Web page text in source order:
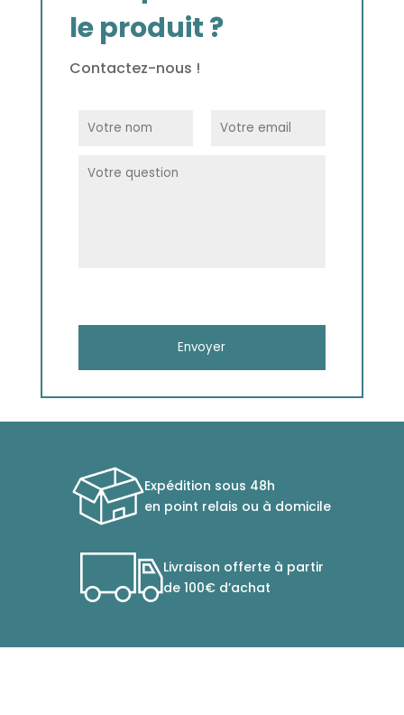
le produit ?
Contactez-nous !
Expédition sous 48h
en point relais ou à domicile
Livraison offerte à partir
de 100€ d’achat